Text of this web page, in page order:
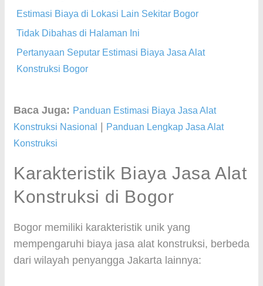
Estimasi Biaya di Lokasi Lain Sekitar Bogor
Tidak Dibahas di Halaman Ini
Pertanyaan Seputar Estimasi Biaya Jasa Alat
Konstruksi Bogor
Baca Juga: Panduan Estimasi Biaya Jasa Alat
Konstruksi Nasional
Panduan Lengkap Jasa Alat
Konstruksi
Karakteristik Biaya Jasa Alat
Konstruksi di Bogor
Bogor memiliki karakteristik unik yang
mempengaruhi biaya jasa alat konstruksi, berbeda
dari wilayah penyangga Jakarta lainnya: